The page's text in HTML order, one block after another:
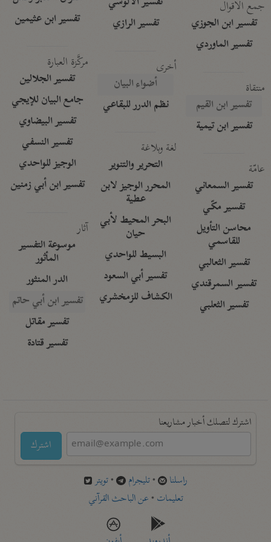
جمع الأقوال
تفسير ابن الجوزي
تفسير الماوردي
منتقاة
تفسير ابن القيم
تفسير ابن تيمية
عامّة
تفسير السمعاني
تفسير مكّي
محاسن التأويل
للقاسمي
تفسير الثعالبي
تفسير السمرقندي
تفسير الثعلبي
تفسير الرازي
أخرى
أضواء البيان
نظم الدرر للبقاعي
لغة وبلاغة
التحرير والتنوير
المحرر الوجيز لابن
عطية
البحر المحيط لأبي
حيان
البسيط للواحدي
تفسير أبي السعود
الكشاف للزمخشري
تفسير ابن عثيمين
مركَّزة العبارة
تفسير الجلالين
جامع البيان للإيجي
تفسير البيضاوي
تفسير النسفي
الوجيز للواحدي
تفسير ابن أبي زمنين
آثار
موسوعة التفسير
المأثور
الدر المنثور
تفسير ابن أبي حاتم
تفسير مقاتل
تفسير قتادة
اشترك لتصلك أخبار مشاريعنا
اشترك
راسلنا •تليجرام •تويتر
تعليمات •عن الباحث القرآني